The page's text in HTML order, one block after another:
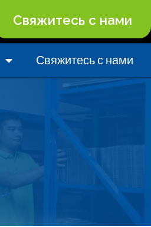
Свяжитесь с нами
Свяжитесь с нами